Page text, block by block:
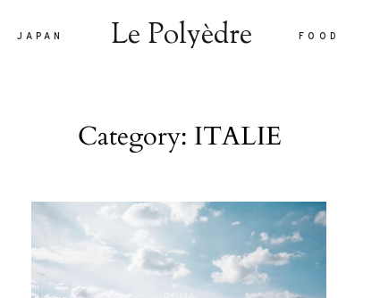
JAPAN Le Polyèdre FOOD
Category: ITALIE
Le Polyèdre
vel eu
JAPAN